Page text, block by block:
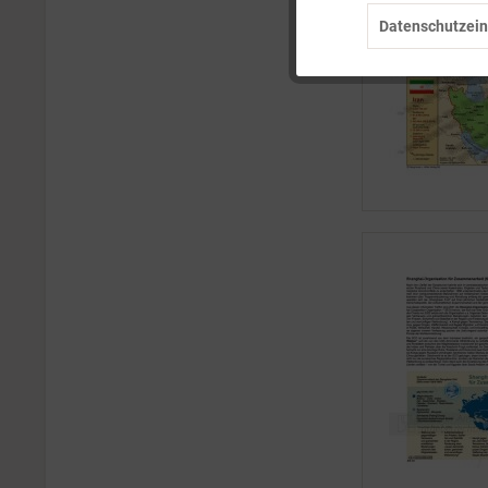
Personalisierung